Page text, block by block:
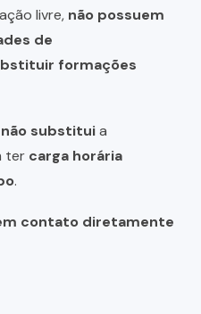
livre, não possuem
de
formações
não substituia
ter carga horária
.
contato diretamente